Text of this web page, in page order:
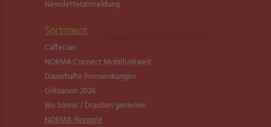
Newsletter­anmeldung
Sortiment
Caffeciao
NORMA Connect Mobilfunkwelt
Dauerhafte Preissenkungen
Grillsaison 2026
Bio Sonne / Draußen genießen
NORMA-Rezepte